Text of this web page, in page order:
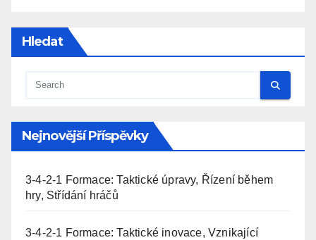
Hledat
Nejnovější Příspěvky
3-4-2-1 Formace: Taktické úpravy, Řízení během
hry, Střídání hráčů
3-4-2-1 Formace: Taktické inovace, Vznikající